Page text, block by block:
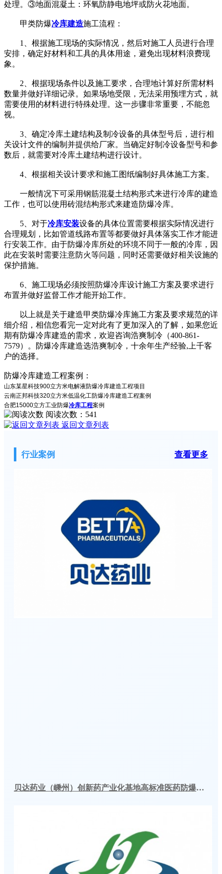
处理。③地面混凝土：环氧防静电地坪或防火花地面。
甲类防爆冷库建造施工流程：
1、根据施工现场的实际情况，然后对施工人员进行合理
安排，确定好材料和工具的具体用途，避免出现材料浪费现
象。
2、根据现场条件以及施工要求，合理地计算好所需材料
数量并做好详细记录。如果场地受限，无法采用预埋方式，就
需要使用的材料进行特殊处理。这一步骤非常重要，不能忽
视。
3、确定冷库土建结构及制冷设备的具体型号后，进行相
关设计文件的编制并提供给厂家。当确定好制冷设备型号和参
数后，就需要对冷库土建结构进行设计。
4、根据相关设计要求和施工图纸编制好具体施工方案。
一般情况下可采用钢筋混凝土结构形式来进行冷库的建造
工作，也可以使用砖混结构形式来建造防爆冷库。
5、对于冷库安装设备的具体位置需要根据实际情况进行
合理规划，比如管道线路布置等都要做好具体落实工作才能进
行安装工作。由于防爆冷库所处的环境不同于一般的冷库，因
此在安装时需要注意防火等问题，同时还需要做好相关设施的
保护措施。
6、施工现场必须按照防爆冷库设计施工方案及要求进行
布置并做好监督工作才能开始工作。
以上就是关于建造甲类防爆冷库施工方案及要求规范的详
细介绍，相信您看完一定对此有了更加深入的了解，如果您近
期有防爆冷库建造的需求，欢迎咨询浩爽制冷（400-861-
7579）。防爆冷库建造选浩爽制冷，十余年生产经验,上千客
户的选择。
防爆冷库建造工程案例：
山东某星科技900立方米电解液防爆冷库建造工程项目
云南正邦科技320立方米低温化工防爆冷库建造工程案例
合肥15000立方工业防爆冷库工程案例
阅读次数： 541
返回文章列表
行业案例 查看更多
贝达药业（嵊州）创新药产业化基地高标准医药防爆冷库建造工程案例